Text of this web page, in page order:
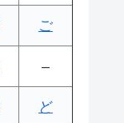
ご
–
ど